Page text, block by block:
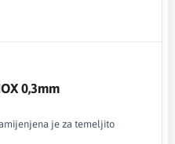
0,3mm
je za temeljito